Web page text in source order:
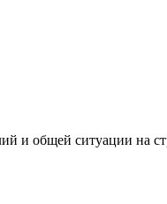
и общей ситуации на